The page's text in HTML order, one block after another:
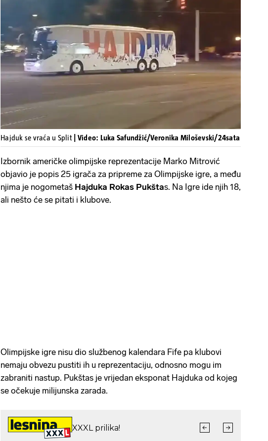
Pokretanje videa...
Hajduk se vraća u Split | Video: Luka Safundžić/Veronika Miloševski/24sata
Izbornik američke olimpijske reprezentacije Marko Mitrović
objavio je popis 25 igrača za pripreme za Olimpijske igre, a među
njima je nogometaš Hajduka Rokas Pukštas. Na Igre ide njih 18,
ali nešto će se pitati i klubove.
Olimpijske igre nisu dio službenog kalendara Fife pa klubovi
nemaju obvezu pustiti ih u reprezentaciju, odnosno mogu im
zabraniti nastup. Pukštas je vrijedan eksponat Hajduka od kojeg
se očekuje milijunska zarada.